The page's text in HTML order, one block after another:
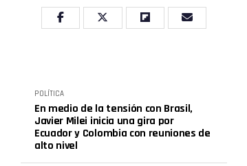
POLÍTICA
En medio de la tensión con Brasil,
Javier Milei inicia una gira por
Ecuador y Colombia con reuniones de
alto nivel